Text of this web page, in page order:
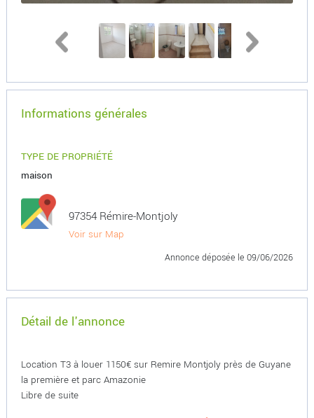
Informations générales
TYPE DE PROPRIÉTÉ
maison
97354 Rémire-Montjoly
Voir sur Map
Annonce déposée le 09/06/2026
Détail de l'annonce
Location T3 à louer 1150€ sur Remire Montjoly près de Guyane
la première et parc Amazonie
Libre de suite